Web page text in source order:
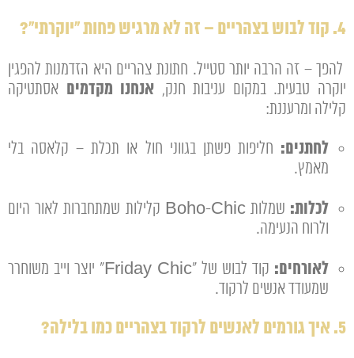
4. קוד לבוש בצהריים – זה לא מרגיש פחות "יוקרתי"?
להפך – זה הרבה יותר סטייל. חתונת צהריים היא הזדמנות להפגין
יוקרה טבעית. במקום עניבות חנק, אנחנו מקדמים אסתטיקה
קלילה ומרעננת:
לחתנים: חליפות פשתן בגווני חול או תכלת – קלאסה בלי
מאמץ.
לכלות:
שמלות Boho-Chic קלילות שמתחברות לאור היום
ולרוח הנעימה.
לאורחים:
קוד לבוש של “Friday Chic” יוצר וייב משוחרר
שמעודד אנשים לרקוד.
5. איך גורמים לאנשים לרקוד בצהריים כמו בלילה?